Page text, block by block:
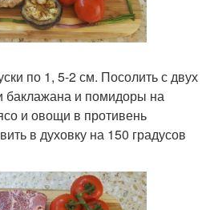
по 1, 5-2 см. Посолить с двух
баклажана и помидоры на
и овощи в противень
в духовку на 150 градусов